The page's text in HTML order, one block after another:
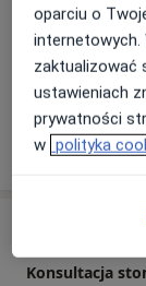
Konsultacja
oparciu o
internetowych.
zaktualizować
ustawieniach
prywatności
w polityka